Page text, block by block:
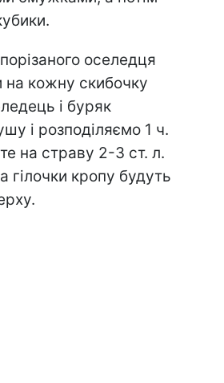
оселедця
на кожну скибочку
і буряк
і розподіляємо 1 ч.
на страву 2-3 ст. л.
гілочки кропу будуть